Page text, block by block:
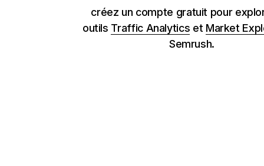
créez un compte gratuit pour
outils Traffic Analytics et Market
Semrush.